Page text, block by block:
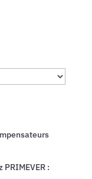
PRIMEVER :